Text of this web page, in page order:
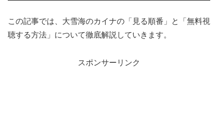
この記事では、大雪海のカイナの「見る順番」と「無料視
聴する方法」について徹底解説していきます。
スポンサーリンク